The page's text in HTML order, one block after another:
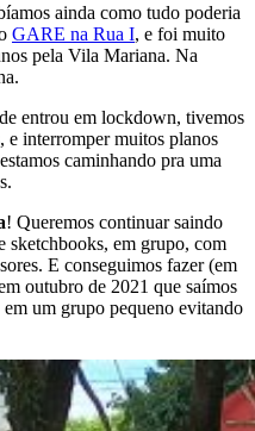
ainda como tudo poderia
GARE na Rua I, e foi muito
pela Vila Mariana. Na
entrou em lockdown, tivemos
e interromper muitos planos
caminhando pra uma
! Queremos continuar saindo
sketchbooks, em grupo, com
E conseguimos fazer (em
outubro de 2021 que saímos
um grupo pequeno evitando